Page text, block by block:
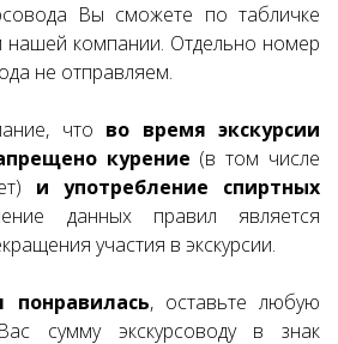
Вы сможете по табличке
нашей компании. Отдельно номер
не отправляем.
что во время экскурсии
курение (в том числе
и употребление спиртных
данных правил является
участия в экскурсии.
понравилась, оставьте любую
сумму экскурсоводу в знак